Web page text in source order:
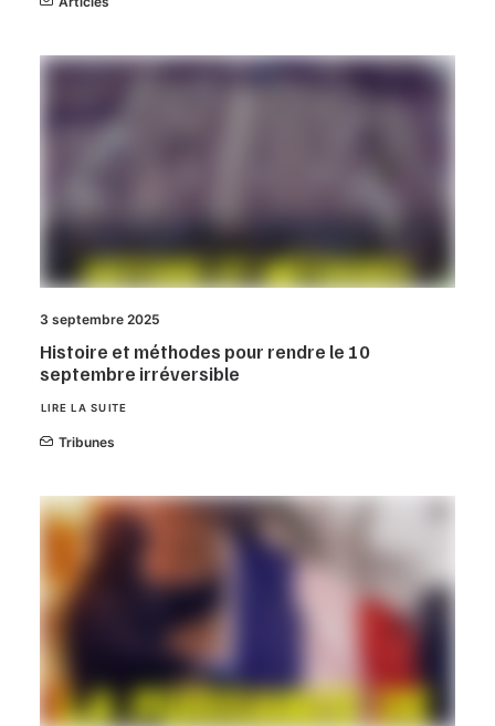
3 septembre 2025
Histoire et méthodes pour rendre le 10
septembre irréversible
LIRE LA SUITE
Tribunes